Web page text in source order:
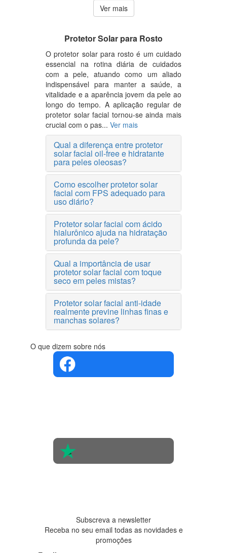
Ver mais
Protetor Solar para Rosto
O protetor solar para rosto é um cuidado
essencial na rotina diária de cuidados
com a pele, atuando como um aliado
indispensável para manter a saúde, a
vitalidade e a aparência jovem da pele ao
longo do tempo. A aplicação regular de
protetor solar facial tornou-se ainda mais
crucial com o pas... Ver mais
Qual a diferença entre protetor
solar facial oil-free e hidratante
para peles oleosas?
Como escolher protetor solar
facial com FPS adequado para
uso diário?
Protetor solar facial com ácido
hialurônico ajuda na hidratação
profunda da pele?
Qual a importância de usar
protetor solar facial com toque
seco em peles mistas?
Protetor solar facial anti-idade
realmente previne linhas finas e
manchas solares?
O que dizem sobre nós
Subscreva a newsletter
Receba no seu email todas as novidades e
promoções